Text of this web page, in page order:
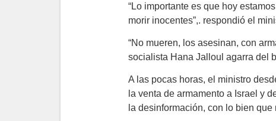
“Lo importante es que hoy
morir inocentes”,. respondió el
“No mueren, los asesinan, con
socialista Hana Jalloul agarra del
A las pocas horas, el ministro
la venta de armamento a Israel y
la desinformación, con lo bien que